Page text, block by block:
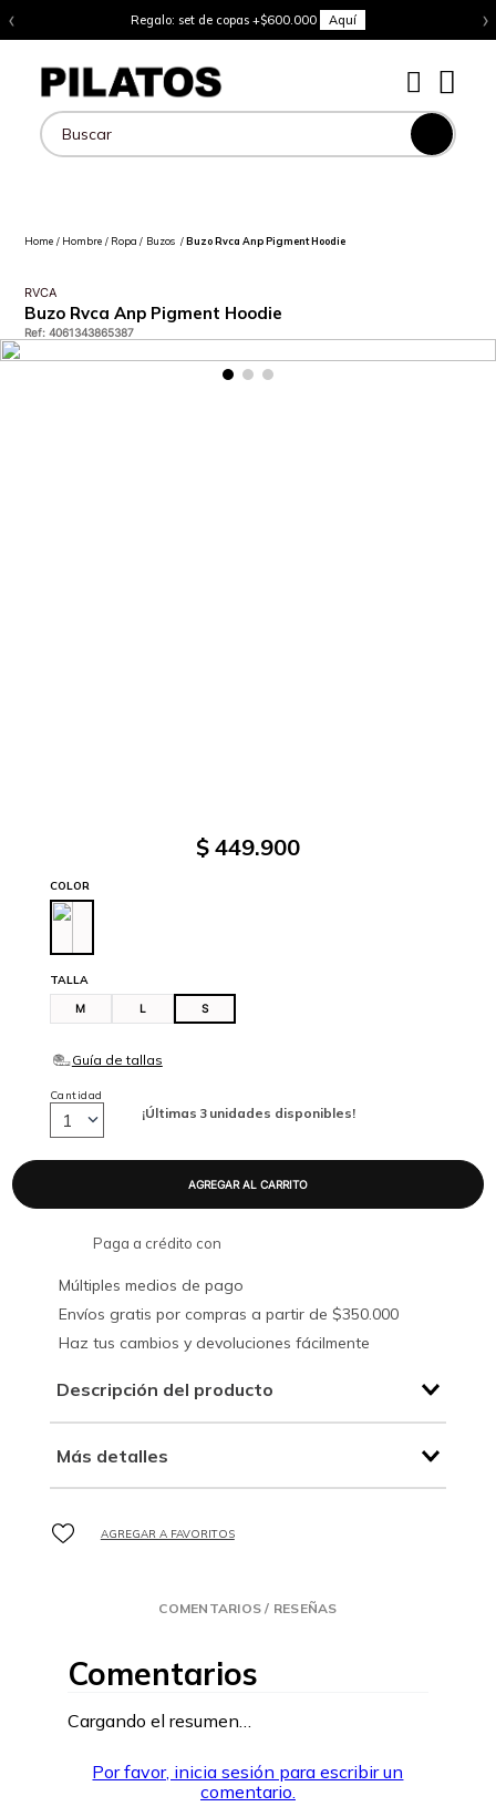
‹ Regalo: set de copas +$600.000 Aquí ›
Buscar
Hombre Ropa Buzos Buzo Rvca Anp Pigment Hoodie
RVCA
Buzo Rvca Anp Pigment Hoodie
Ref:4061343865387
$ 449.900
TALLA
M L S
COLOR
¡Últimas 3 unidades disponibles!
Cantidad
1
Paga a crédito con
Múltiples medios de pago
Envíos gratis por compras a partir de $350.000
Haz tus cambios y devoluciones fácilmente
Descripción del producto
Más detalles
COMENTARIOS / RESEÑAS
Comentarios
Cargando el resumen…
Por favor, inicia sesión para escribir un
comentario.